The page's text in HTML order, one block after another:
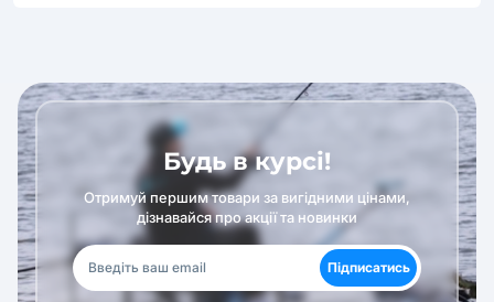
Будь в курсі!
Отримуй першим товари за вигідними цінами,
дізнавайся про акції та новинки
Підписатись